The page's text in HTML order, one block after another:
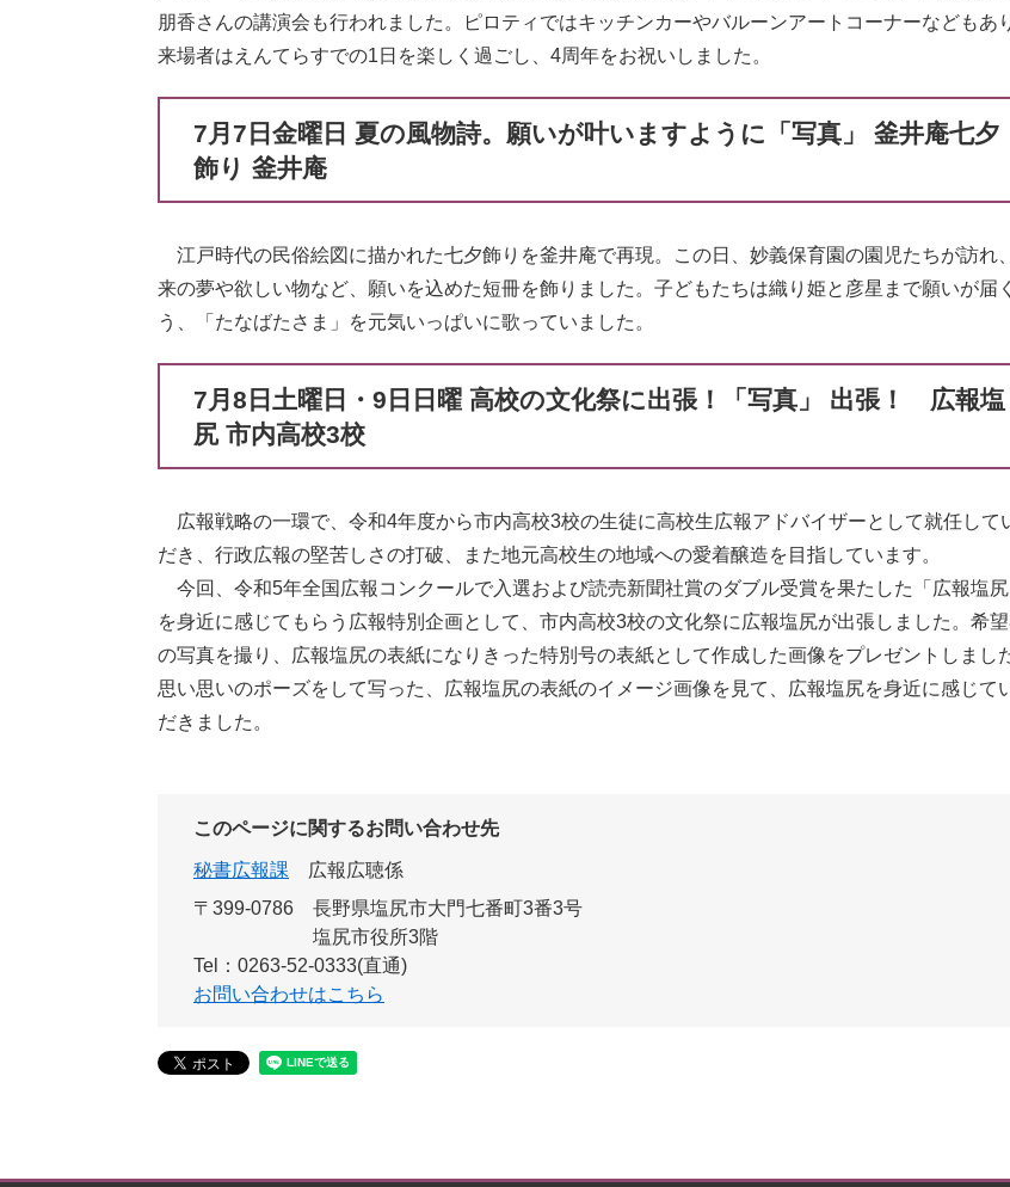
朋香さんの講演会も行われました。ピロティではキッチンカーやバルーンアートコーナーなどもあ
来場者はえんてらすでの1日を楽しく過ごし、4周年をお祝いしました。
7月7日金曜日 夏の風物詩。願いが叶いますように「写真」 釜井庵七夕
飾り 釜井庵
江戸時代の民俗絵図に描かれた七夕飾りを釜井庵で再現。この日、妙義保育園の園児たちが訪れ
来の夢や欲しい物など、願いを込めた短冊を飾りました。子どもたちは織り姫と彦星まで願いが届
う、「たなばたさま」を元気いっぱいに歌っていました。
7月8日土曜日・9日日曜 高校の文化祭に出張！「写真」 出張！ 広報塩
尻 市内高校3校
広報戦略の一環で、令和4年度から市内高校3校の生徒に高校生広報アドバイザーとして就任して
だき、行政広報の堅苦しさの打破、また地元高校生の地域への愛着醸造を目指しています。
今回、令和5年全国広報コンクールで入選および読売新聞社賞のダブル受賞を果たした「広報塩尻
を身近に感じてもらう広報特別企画として、市内高校3校の文化祭に広報塩尻が出張しました。希
の写真を撮り、広報塩尻の表紙になりきった特別号の表紙として作成した画像をプレゼントしまし
思い思いのポーズをして写った、広報塩尻の表紙のイメージ画像を見て、広報塩尻を身近に感じて
だきました。
このページに関するお問い合わせ先
秘書広報課
広報広聴係
〒399-0786
長野県塩尻市大門七番町3番3号
塩尻市役所3階
Tel：0263-52-0333(直通)
お問い合わせはこちら